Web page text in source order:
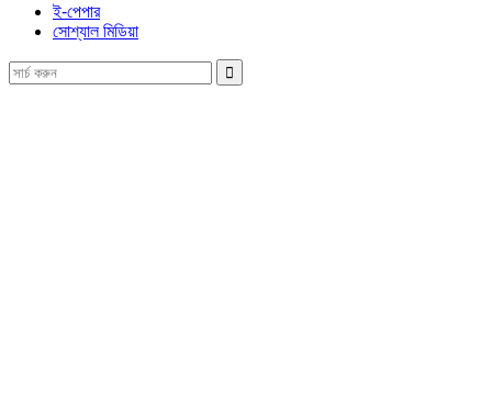
ই-পেপার
সোশ্যাল মিডিয়া